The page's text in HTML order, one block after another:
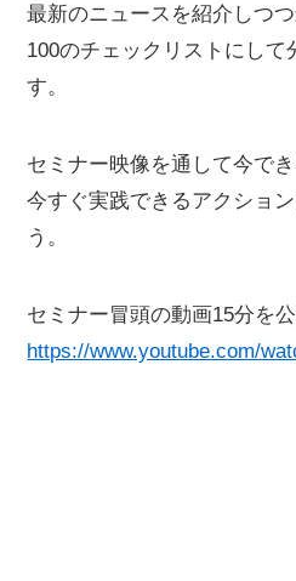
最新のニュースを紹介しつ
100のチェックリストにして
す。
セミナー映像を通して今で
今すぐ実践できるアクショ
う。
セミナー冒頭の動画15分を公
https://www.youtube.com/